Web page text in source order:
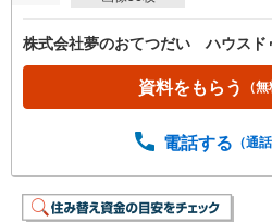
株式会社夢のおてつだい ハウスド
資料をもらう （
電話する （通